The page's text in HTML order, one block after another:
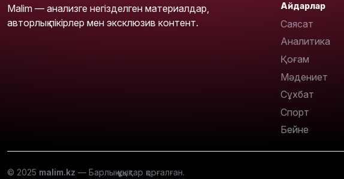
Malim — анализге негізделген материалдар,
авторлық пікірлер мен эксклюзив контент.
Айдарлар
Саясат
Аналитика
Қоғам
Мәдениет
Сұхбат
Спорт
Бейне
© 2025 malim.kz — Барлық құқықтар қорғалған.